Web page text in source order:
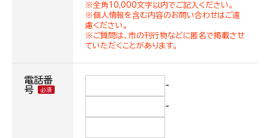
※全角10,000文字以内でご記入ください。
※個人情報を含む内容のお問い合わせはご遠
慮ください。
※ご質問は、市の刊行物などに匿名で掲載させ
ていただくことがあります。
電話番
号
-
-